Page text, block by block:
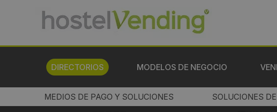
DIRECTORIOS MODELOS DE NEGOCIO
MEDIOS DE PAGO Y SOLUCIONES SOLUCIONES